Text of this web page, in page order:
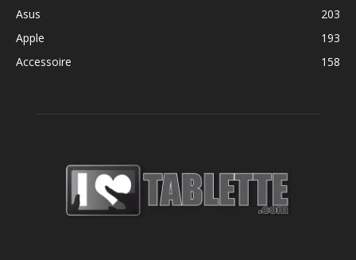
Asus
203
Apple
193
Accessoire
158